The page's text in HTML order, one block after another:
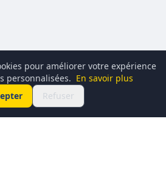
pour améliorer votre expérience
personnalisées. En savoir plus
Refuser